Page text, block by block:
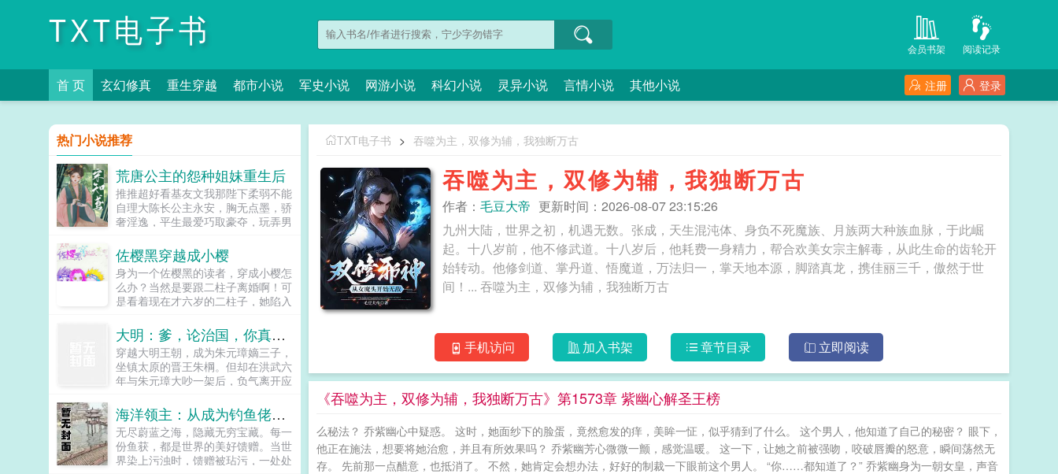
TXT电子书 阅读记录
会员书架
首 页 玄幻修真 重生穿越 都市小说 军史小说 网游小说 科幻小说 灵异小说 言情小说 其他小说 登录
注册
TXT电子书 > 吞噬为主，双修为辅，我独断万古
吞噬为主，双修为辅，我独断万古
作者： 毛豆大帝 更新时间：2026-08-07 23:15:26
九州大陆，世界之初，机遇无数。张成，天生混沌体、身负不死魔族、月族两大种族血脉，于此崛
起。十八岁前，他不修武道。十八岁后，他耗费一身精力，帮合欢美女宗主解毒，从此生命的齿轮开
始转动。他修剑道、掌丹道、悟魔道，万法归一，掌天地本源，脚踏真龙，携佳丽三千，傲然于世
间！... 吞噬为主，双修为辅，我独断万古
手机访问 加入书架 章节目录 立即阅读
《吞噬为主，双修为辅，我独断万古》第1573章 紫幽心解圣王榜
么秘法？ 乔紫幽心中疑惑。 这时，她面纱下的脸蛋，竟然愈发的痒，美眸一怔，似乎猜到了什么。 这个男人，他知道了自己的秘密？ 眼下，
他正在施法，想要将她治愈，并且有所效果吗？ 乔紫幽芳心微微一颤，感觉温暖。 这一下，让她之前被强吻，咬破唇瓣的怒意，瞬间荡然无
存。 先前那一点醋意，也抵消了。 不然，她肯定会想办法，好好的制裁一下眼前这个男人。 “你……都知道了？” 乔紫幽身为一朝女皇，声音
热门小说推荐
荒唐公主的怨种姐妹重生后
推推超好看基友文我那陛下柔弱不能
自理大陈长公主永安，胸无点墨，骄
奢淫逸，平生最爱巧取豪夺，玩弄男
主更是不知收敛，常强掳良男入府。
终有一日，长公主掳走了北定王的养
子，激怒了北定王，使北定王谋反，
带兵打入长安，手刃长公主。而宋知
鸢，就是倒霉的，长公主手帕交。与
掳人现场。当务之急，第一件事就是
直奔长公主闺房大喊一声捡起来！把
衣裳给我捡起来！床帐里的永安长公
主探出来一张妖媚的面来，惊喜的瞧
你个大头鬼啊！再来脑袋都不保啦！
求求你补药再打男人了啊北定王的大
军都打到殿门口了姐妹你守点女德吧
他说不要不是欲擒故纵北定王耶律青
野，一生戎马，而立之年不曾成婚，
佐樱黑穿越成小樱
身为一个佐樱黑的读者，穿成小樱怎
么办？当然是要跟二柱子离婚啊！可
是看着现在才六岁的二柱子，她陷入
死，然后被岸本的亲爹满门抄斩。还
是先转头去按着主角跟他结婚，省略
你追我逃好几百集祸害整个忍界的剧
情，提前进入你我他都幸福的大结
局？啊，好纠结。叮，你的系统已经
还是抬脚吊打斑柱大筒木？或者能回
家了？亲亲，我是一款专注推进佐樱
感情的恋爱系统哦。滚球吧你个邪
教，她就是饿死了，被人打死了，都
大明：爹，论治国，你真不行
穿越大明王朝，成为朱元璋嫡三子，
坐镇太原的晋王朱棡。但却在洪武六
年与朱元璋大吵一架后，负气离开应
起，朱棡不仅将太原治理的仅仅有
条，更是为大明戍守边塞，大败王保
保，将北元逼入绝境！可便是此时，
一道圣旨入太原，朝中以胡惟庸为首
的大臣弹劾朱棡拥兵自重，有不臣之
海洋领主：从成为钓鱼佬开始
无尽蔚蓝之海，隐藏无穷宝藏。每一
份鱼获，都是世界的美好馈赠。当世
界染上污浊时，馈赠被玷污，一处处